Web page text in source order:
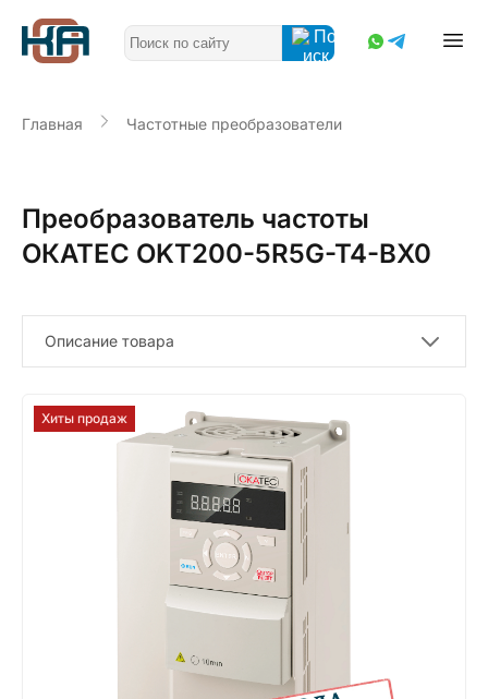
Главная Частотные преобразователи
Преобразователь частоты
ОКАТЕС OKT200-5R5G-T4-BX0
Описание товара
Хиты продаж